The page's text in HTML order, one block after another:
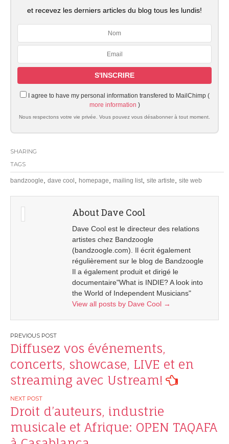
et recevez les derniers articles du blog tous les lundis!
I agree to have my personal information transfered to MailChimp (
more information )
Nous respectons votre vie privée. Vous pouvez vous désabonner à tout moment.
SHARING
TAGS
bandzoogle dave cool homepage mailing list site artiste site web
About Dave Cool
Dave Cool est le directeur des relations
artistes chez Bandzoogle
(bandzoogle.com). Il écrit également
régulièrement sur le blog de Bandzoogle
Il a également produit et dirigé le
documentaire"What is INDIE? A look into
the World of Independent Musicians"
View all posts by Dave Cool →
Post
navigation
Diffusez vos événements,
concerts, showcase, LIVE et en
streaming avec Ustream!
Droit d’auteurs, industrie
musicale et Afrique: OPEN TAQAFA